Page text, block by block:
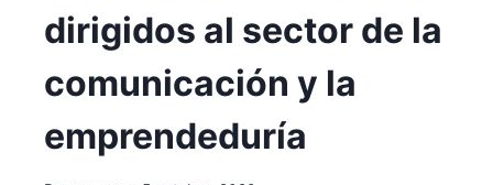
dirigidos al sector de la
comunicación y la
emprendeduría